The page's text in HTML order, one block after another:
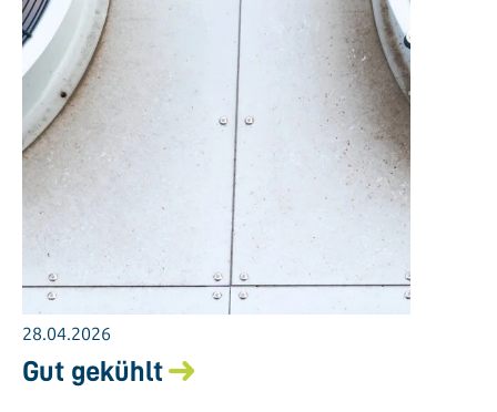
28.04.2026
Gut gekühlt